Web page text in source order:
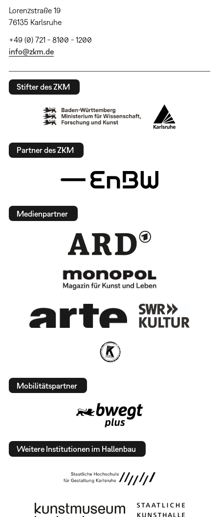
Lorenzstraße 19
76135 Karlsruhe
+49 (0) 721 - 8100 - 1200
info@zkm.de
Stifter des ZKM
Partner des ZKM
Medienpartner
Mobilitätspartner
Weitere Institutionen im Hallenbau